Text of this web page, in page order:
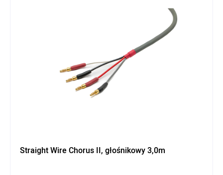
Straight Wire Chorus II, głośnikowy 3,0m